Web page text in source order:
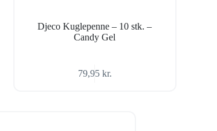
Djeco Kuglepenne – 10 stk. –
Candy Gel
79,95 kr.